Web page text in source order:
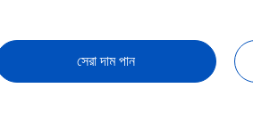
সেরা দাম পান